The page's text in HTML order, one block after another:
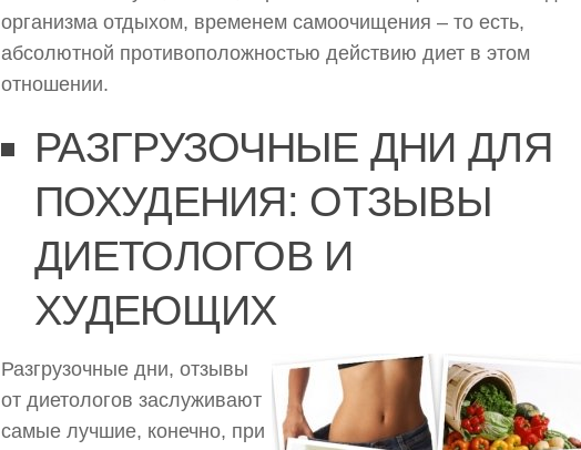
организма отдыхом, временем самоочищения – то есть,
абсолютной противоположностью действию диет в этом
отношении.
РАЗГРУЗОЧНЫЕ ДНИ ДЛЯ
ПОХУДЕНИЯ: ОТЗЫВЫ
ДИЕТОЛОГОВ И
ХУДЕЮЩИХ
Разгрузочные дни, отзывы
от диетологов заслуживают
самые лучшие, конечно, при